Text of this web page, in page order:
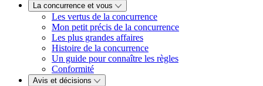
La concurrence et vous
Les vertus de la concurrence
Mon petit précis de la concurrence
Les plus grandes affaires
Histoire de la concurrence
Un guide pour connaître les règles
Conformité
Avis et décisions